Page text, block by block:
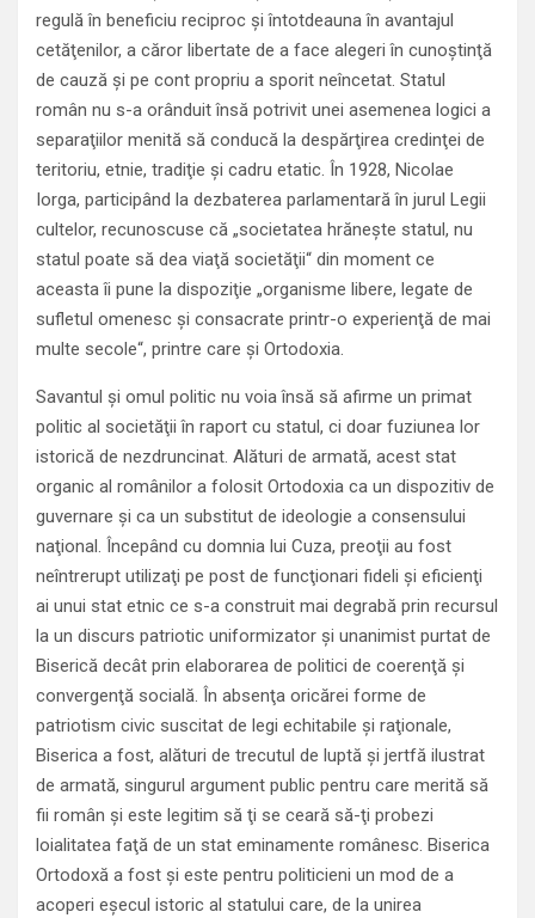
regulă în beneficiu reciproc şi întotdeauna în avantajul
cetăţenilor, a căror libertate de a face alegeri în cunoştinţă
de cauză şi pe cont propriu a sporit neîncetat. Statul
român nu s-a orânduit însă potrivit unei asemenea logici a
separaţiilor menită să conducă la despărţirea credinţei de
teritoriu, etnie, tradiţie şi cadru etatic. În 1928, Nicolae
Iorga, participând la dezbaterea parlamentară în jurul Legii
cultelor, recunoscuse că „societatea hrăneşte statul, nu
statul poate să dea viaţă societăţii“ din moment ce
aceasta îi pune la dispoziţie „organisme libere, legate de
sufletul omenesc şi consacrate printr-o experienţă de mai
multe secole“, printre care şi Ortodoxia.
Savantul şi omul politic nu voia însă să afirme un primat
politic al societăţii în raport cu statul, ci doar fuziunea lor
istorică de nezdruncinat. Alături de armată, acest stat
organic al românilor a folosit Ortodoxia ca un dispozitiv de
guvernare şi ca un substitut de ideologie a consensului
naţional. Începând cu domnia lui Cuza, preoţii au fost
neîntrerupt utilizaţi pe post de funcţionari fideli şi eficienţi
ai unui stat etnic ce s-a construit mai degrabă prin recursul
la un discurs patriotic uniformizator şi unanimist purtat de
Biserică decât prin elaborarea de politici de coerenţă şi
convergenţă socială. În absenţa oricărei forme de
patriotism civic suscitat de legi echitabile şi raţionale,
Biserica a fost, alături de trecutul de luptă şi jertfă ilustrat
de armată, singurul argument public pentru care merită să
fii român şi este legitim să ţi se ceară să-ţi probezi
loialitatea faţă de un stat eminamente românesc. Biserica
Ortodoxă a fost şi este pentru politicieni un mod de a
acoperi eşecul istoric al statului care, de la unirea